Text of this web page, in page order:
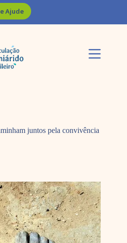
Ajude
juntos pela convivência